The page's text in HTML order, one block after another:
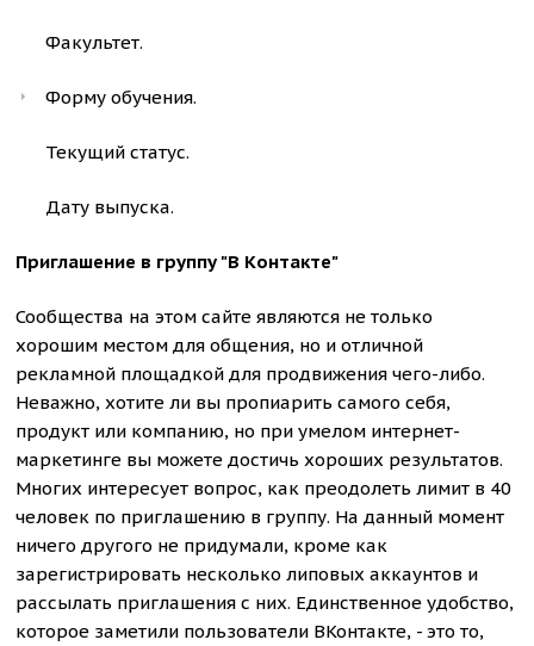
Факультет.
Форму обучения.
Текущий статус.
Дату выпуска.
Приглашение в группу "В Контакте"
Сообщества на этом сайте являются не только
хорошим местом для общения, но и отличной
рекламной площадкой для продвижения чего-либо.
Неважно, хотите ли вы пропиарить самого себя,
продукт или компанию, но при умелом интернет-
маркетинге вы можете достичь хороших результатов.
Многих интересует вопрос, как преодолеть лимит в 40
человек по приглашению в группу. На данный момент
ничего другого не придумали, кроме как
зарегистрировать несколько липовых аккаунтов и
рассылать приглашения с них. Единственное удобство,
которое заметили пользователи ВКонтакте, - это то,